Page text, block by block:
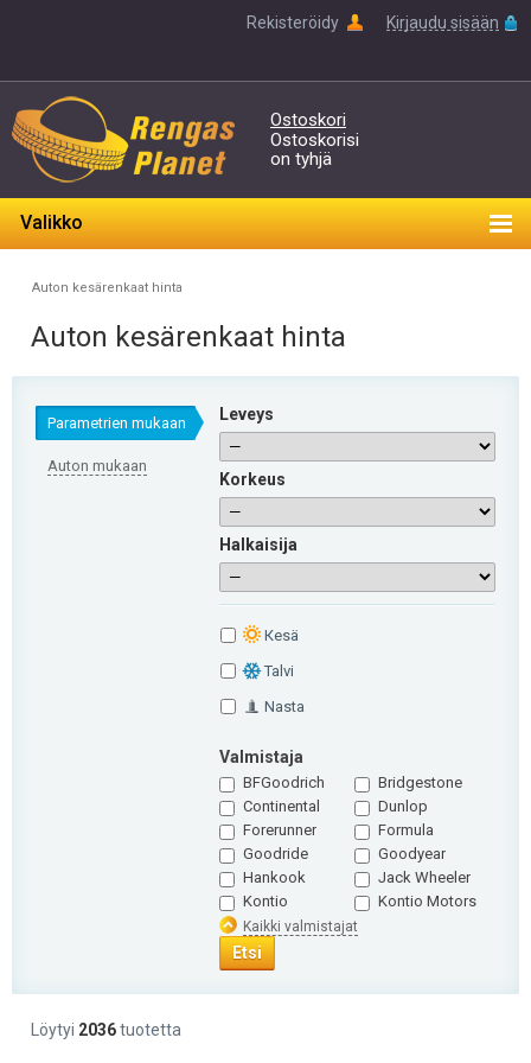
Rekisteröidy Kirjaudu sisään
Ostoskori
Ostoskorisi
on tyhjä
Valikko
Auton kesärenkaat hinta
Auton kesärenkaat hinta
Parametrien mukaan
Auton mukaan
Leveys
Korkeus
Halkaisija
Кesä
Talvi
Nasta
Valmistaja
BFGoodrich
Bridgestone
Continental
Dunlop
Forerunner
Formula
Goodride
Goodyear
Hankook
Jack Wheeler
Kontio
Kontio Motors
Kaikki valmistajat
Etsi
Löytyi 2036tuotetta